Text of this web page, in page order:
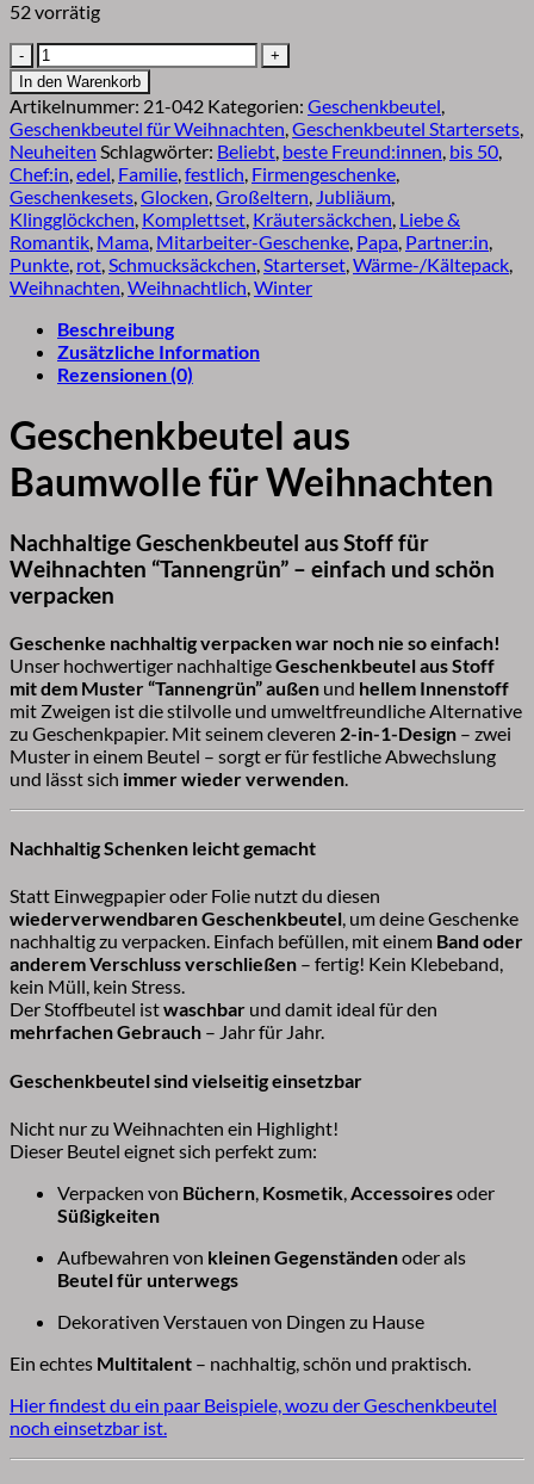
52 vorrätig
nachhaltige
Geschenkbeutel
aus
Stoff
für
Weihnachten
Tannengrün
|
Starterset
Menge
In den Warenkorb
Artikelnummer: 21-042 Kategorien: Geschenkbeutel,
Geschenkbeutel für Weihnachten,Geschenkbeutel Startersets,
Neuheiten Schlagwörter: Beliebt, beste Freund:innen, bis 50,
Chef:in,edel, Familie,festlich, Firmengeschenke,
Geschenkesets,Glocken,Großeltern, Jubliäum,
Klingglöckchen, Komplettset, Kräutersäckchen, Liebe &
Romantik, Mama, Mitarbeiter-Geschenke, Papa, Partner:in,
Punkte, rot,Schmucksäckchen,Starterset,Wärme-/Kältepack,
Weihnachten,Weihnachtlich,Winter
Beschreibung
Zusätzliche Information
Rezensionen (0)
Geschenkbeutel aus
Baumwolle für Weihnachten
Nachhaltige Geschenkbeutel aus Stoff für
Weihnachten “Tannengrün” – einfach und schön
verpacken
Geschenke nachhaltig verpacken war noch nie so einfach!
Unser hochwertiger nachhaltigeGeschenkbeutel aus Stoff
mit dem Muster “Tannengrün” außen und hellem Innenstoff
mit Zweigen ist die stilvolle und umweltfreundliche Alternative
zu Geschenkpapier. Mit seinem cleveren 2-in-1-Design – zwei
Muster in einem Beutel – sorgt er für festliche Abwechslung
und lässt sich immer wieder verwenden.
Nachhaltig Schenken leicht gemacht
Statt Einwegpapier oder Folie nutzt du diesen
wiederverwendbaren Geschenkbeutel, um deine Geschenke
nachhaltig zu verpacken. Einfach befüllen, mit einem Band oder
anderem Verschluss verschließen – fertig! Kein Klebeband,
kein Müll, kein Stress.
Der Stoffbeutel istwaschbar und damit ideal für den
mehrfachen Gebrauch – Jahr für Jahr.
Geschenkbeutel sind vielseitig einsetzbar
Nicht nur zu Weihnachten ein Highlight!
Dieser Beutel eignet sich perfekt zum:
Verpacken von Büchern, Kosmetik,Accessoiresoder
Süßigkeiten
Aufbewahren von kleinen Gegenständenoder als
Beutel für unterwegs
Dekorativen Verstauen von Dingen zu Hause
Ein echtes Multitalent – nachhaltig, schön und praktisch.
Hier findest du ein paar Beispiele, wozu der Geschenkbeutel
noch einsetzbar ist.